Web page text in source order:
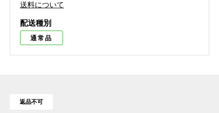
送料について
配送種別
通常品
返品不可